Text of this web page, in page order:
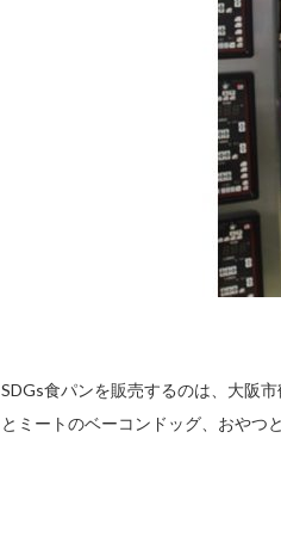
SDGs食パンを販売するのは、大阪
とミートのベーコンドッグ、おやつ